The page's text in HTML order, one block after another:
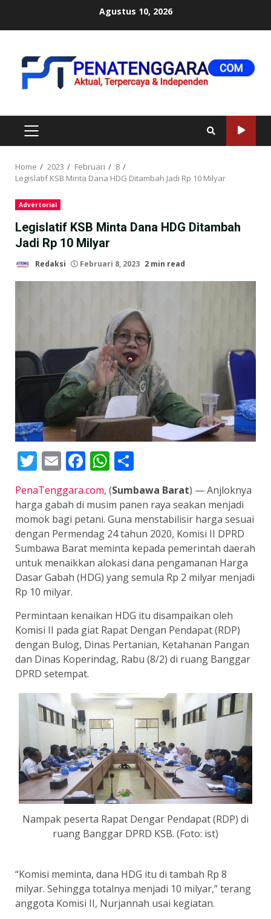
Agustus 10, 2026
PRIMARY
MENU
Home 2023 Februari
8
Legislatif KSB Minta Dana HDG Ditambah Jadi Rp 10 Milyar
Advertorial
Legislatif KSB Minta Dana HDG Ditambah
Jadi Rp 10 Milyar
Redaksi Februari 8, 2023 2 min read
Twitter
EmailFacebook
WhatsApp
PenaTenggara.com, (Sumbawa Barat) — Anjloknya
harga gabah di musim panen raya seakan menjadi
momok bagi petani. Guna menstabilisir harga sesuai
dengan Permendag 24 tahun 2020, Komisi II DPRD
Sumbawa Barat meminta kepada pemerintah daerah
untuk menaikkan alokasi dana pengamanan Harga
Dasar Gabah (HDG) yang semula Rp 2 milyar menjadi
Rp 10 milyar.
Permintaan kenaikan HDG itu disampaikan oleh
Komisi II pada giat Rapat Dengan Pendapat (RDP)
dengan Bulog, Dinas Pertanian, Ketahanan Pangan
dan Dinas Koperindag, Rabu (8/2) di ruang Banggar
DPRD setempat.
Nampak peserta Rapat Dengar Pendapat (RDP) di
ruang Banggar DPRD KSB. (Foto: ist)
“Komisi meminta, dana HDG itu di tambah Rp 8
milyar. Sehingga totalnya menjadi 10 milyar,” terang
anggota Komisi II, Nurjannah usai kegiatan.